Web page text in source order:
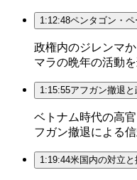
1:12:48ペンタゴン・
政権内のジレンマ
マラの晩年の活動
1:15:55アフガン撤退
ベトナム時代の高
フガン撤退による
1:19:44米国内の対立